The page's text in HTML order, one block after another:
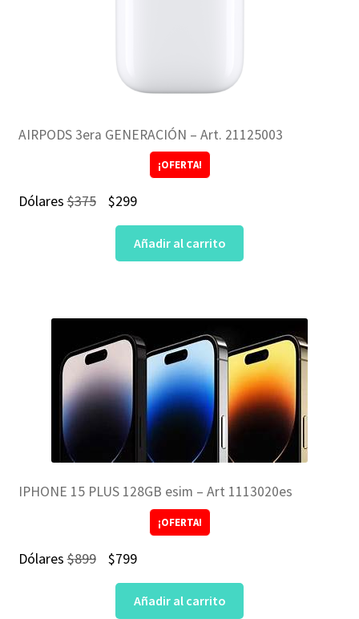
AIRPODS 3era GENERACIÓN – Art. 21125003
¡OFERTA!
Dólares$375
El
precio
original
$299El
precio
actual
Añadir al carrito
IPHONE 15 PLUS 128GB esim – Art 1113020es
¡OFERTA!
Dólares$899
El
precio
original
$799El
precio
actual
Añadir al carrito